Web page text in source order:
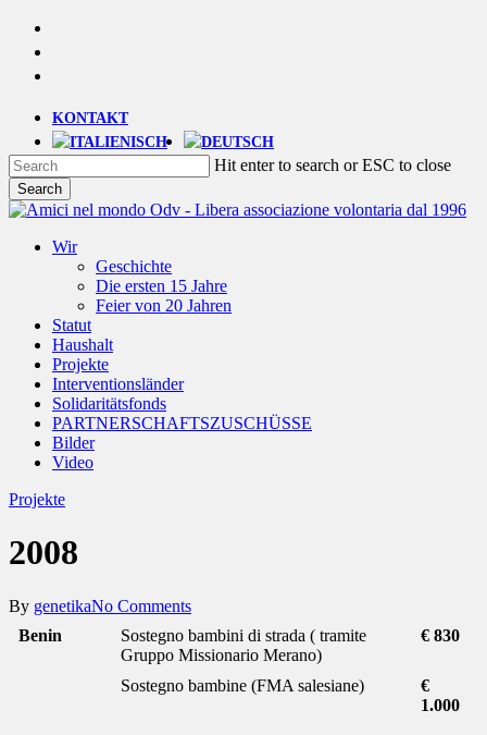
Skip
content
KONTAKT
Hit enter to search or ESC to close
Search
Close
Menu
Wir
Geschichte
Die ersten 15 Jahre
Feier von 20 Jahren
Statut
Haushalt
Projekte
Interventionsländer
Solidaritätsfonds
PARTNERSCHAFTSZUSCHÜSSE
Bilder
Video
Projekte
2008
By genetikaNo Comments
Benin
Sostegno bambini di strada ( tramite
Gruppo Missionario Merano)
€ 830
Sostegno bambine (FMA salesiane)
€
1.000